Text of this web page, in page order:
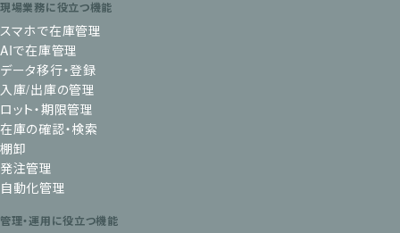
現場業務に役立つ機能
スマホで在庫管理
AIで在庫管理
データ移行・登録
入庫/出庫の管理
ロット・期限管理
在庫の確認・検索
棚卸
発注管理
自動化管理
管理・運用に役立つ機能